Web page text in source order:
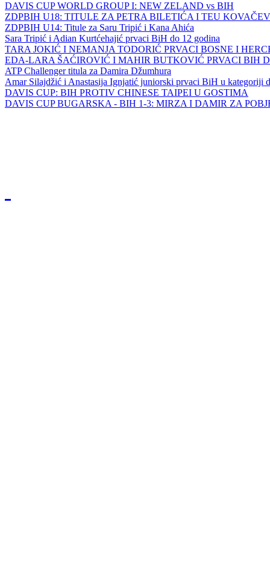
DAVIS CUP WORLD GROUP I: NEW ZELAND vs BIH
ZDPBIH U18: TITULE ZA PETRA BILETIĆA I TEU
ZDPBIH U14: Titule za Saru Tripić i Kana Ahića
Sara Tripić i Adian Kurtćehajić prvaci BiH do 12 godina
TARA JOKIĆ I NEMANJA TODORIĆ PRVACI BOSNE I
EDA-LARA ŠAĆIROVIĆ I MAHIR BUTKOVIĆ PRVACI BIH
ATP Challenger titula za Damira Džumhura
Amar Silajdžić i Anastasija Ignjatić juniorski prvaci BiH u kategoriji
DAVIS CUP: BIH PROTIV CHINESE TAIPEI U GOSTIMA
DAVIS CUP BUGARSKA - BIH 1-3: MIRZA I DAMIR ZA